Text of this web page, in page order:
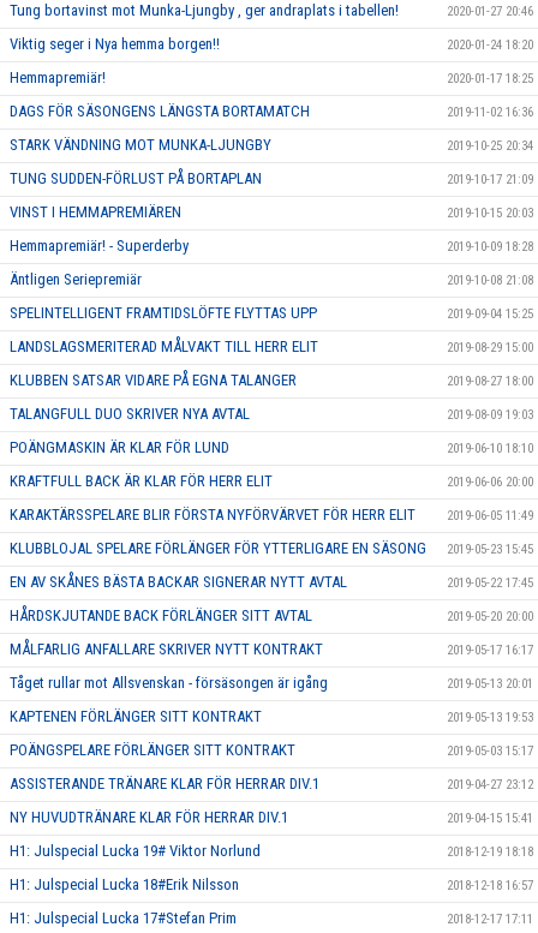
Tung bortavinst mot Munka-Ljungby , ger andraplats i tabellen! 2020-01-27 20:46
Viktig seger i Nya hemma borgen!! 2020-01-24 18:20
Hemmapremiär! 2020-01-17 18:25
DAGS FÖR SÄSONGENS LÄNGSTA BORTAMATCH 2019-11-02 16:36
STARK VÄNDNING MOT MUNKA-LJUNGBY 2019-10-25 20:34
TUNG SUDDEN-FÖRLUST PÅ BORTAPLAN 2019-10-17 21:09
VINST I HEMMAPREMIÄREN 2019-10-15 20:03
Hemmapremiär! - Superderby 2019-10-09 18:28
Äntligen Seriepremiär 2019-10-08 21:08
SPELINTELLIGENT FRAMTIDSLÖFTE FLYTTAS UPP 2019-09-04 15:25
LANDSLAGSMERITERAD MÅLVAKT TILL HERR ELIT 2019-08-29 15:00
KLUBBEN SATSAR VIDARE PÅ EGNA TALANGER 2019-08-27 18:00
TALANGFULL DUO SKRIVER NYA AVTAL 2019-08-09 19:03
POÄNGMASKIN ÄR KLAR FÖR LUND 2019-06-10 18:10
KRAFTFULL BACK ÄR KLAR FÖR HERR ELIT 2019-06-06 20:00
KARAKTÄRSSPELARE BLIR FÖRSTA NYFÖRVÄRVET FÖR HERR ELIT 2019-06-05 11:49
KLUBBLOJAL SPELARE FÖRLÄNGER FÖR YTTERLIGARE EN SÄSONG 2019-05-23 15:45
EN AV SKÅNES BÄSTA BACKAR SIGNERAR NYTT AVTAL 2019-05-22 17:45
HÅRDSKJUTANDE BACK FÖRLÄNGER SITT AVTAL 2019-05-20 20:00
MÅLFARLIG ANFALLARE SKRIVER NYTT KONTRAKT 2019-05-17 16:17
Tåget rullar mot Allsvenskan - försäsongen är igång 2019-05-13 20:01
KAPTENEN FÖRLÄNGER SITT KONTRAKT 2019-05-13 19:53
POÄNGSPELARE FÖRLÄNGER SITT KONTRAKT 2019-05-03 15:17
ASSISTERANDE TRÄNARE KLAR FÖR HERRAR DIV.1 2019-04-27 23:12
NY HUVUDTRÄNARE KLAR FÖR HERRAR DIV.1 2019-04-15 15:41
H1: Julspecial Lucka 19# Viktor Norlund 2018-12-19 18:18
H1: Julspecial Lucka 18#Erik Nilsson 2018-12-18 16:57
H1: Julspecial Lucka 17#Stefan Prim 2018-12-17 17:11